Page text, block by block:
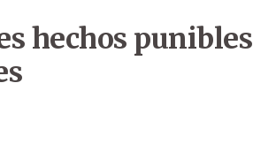
hechos punibles